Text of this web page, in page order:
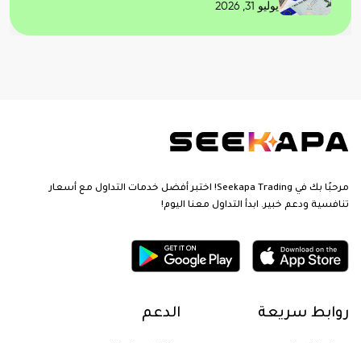
يوليو 31, 2026
مرحبًا بك في Seekapa Trading! اختبر أفضل خدمات التداول مع أسعار
تنافسية ودعم خبير. ابدأ التداول معنا اليوم!
روابط سريعة الدعم